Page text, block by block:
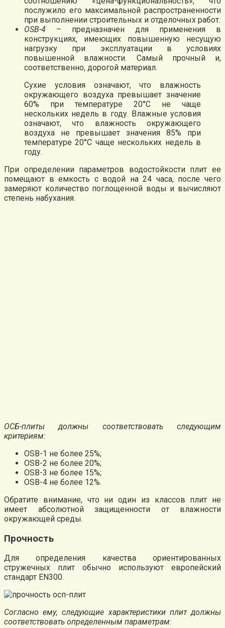
послужило его максимальной распространенности
при выполнении строительных и отделочных работ.
OSB-4 – предназначен для применения в
конструкциях, имеющих повышенную несущую
нагрузку при эксплуатации в условиях
повышенной влажности. Самый прочный и,
соответственно, дорогой материал.
Сухие условия означают, что влажность
окружающего воздуха превышает значение
60% при температуре 20°С не чаще
нескольких недель в году. Влажные условия
означают, что влажность окружающего
воздуха не превышает значения 85% при
температуре 20°С чаще нескольких недель в
году.
При определении параметров водостойкости плит ее
помещают в емкость с водой на 24 часа, после чего
замеряют количество поглощенной воды и вычисляют
степень набухания.
ОСБ-плиты должны соответствовать следующим
критериям:
OSB-1 не более 25%;
OSB-2 не более 20%;
OSB-3 не более 15%;
OSB-4 не более 12%.
Обратите внимание, что ни один из классов плит не
имеет абсолютной защищенности от влажности
окружающей среды.
Прочность
Для определения качества ориентированных
стружечных плит обычно используют европейский
стандарт EN300.
Согласно ему, следующие характеристики плит должны
соответствовать определенным параметрам: